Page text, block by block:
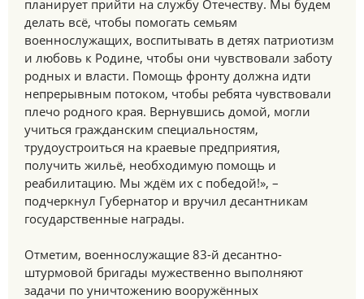
планирует прийти на службу Отечеству. Мы будем
делать всё, чтобы помогать семьям
военнослужащих, воспитывать в детях патриотизм
и любовь к Родине, чтобы они чувствовали заботу
родных и власти. Помощь фронту должна идти
непрерывным потоком, чтобы ребята чувствовали
плечо родного края. Вернувшись домой, могли
учиться гражданским специальностям,
трудоустроиться на краевые предприятия,
получить жильё, необходимую помощь и
реабилитацию. Мы ждём их с победой!», –
подчеркнул Губернатор и вручил десантникам
государственные награды.
Отметим, военнослужащие 83-й десантно-
штурмовой бригады мужественно выполняют
задачи по уничтожению вооружённых